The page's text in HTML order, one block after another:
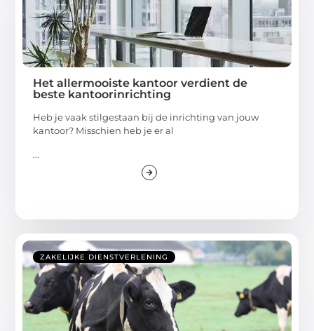
Het allermooiste kantoor verdient de
beste kantoorinrichting
Heb je vaak stilgestaan bij de inrichting van jouw
kantoor? Misschien heb je er al
...
ZAKELIJKE DIENSTVERLENING